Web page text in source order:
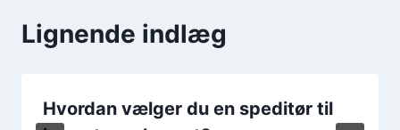
Lignende indlæg
Hvordan vælger du en speditør til